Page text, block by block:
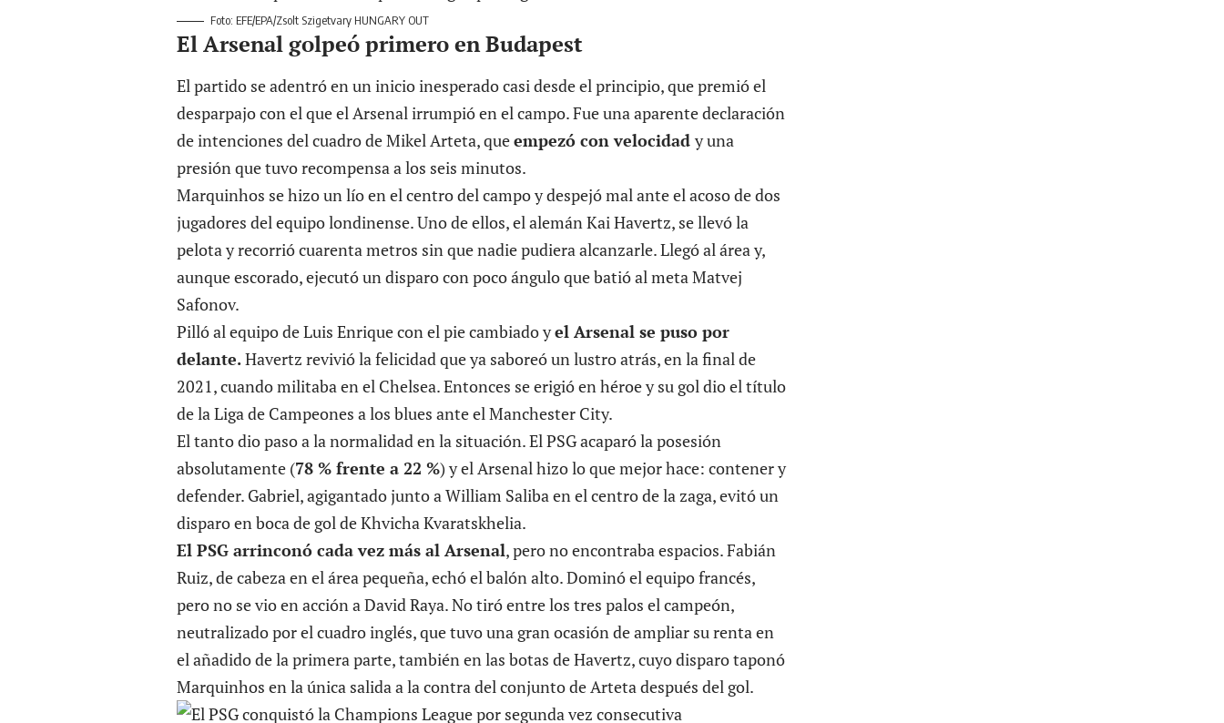
Foto: EFE/EPA/Zsolt Szigetvary HUNGARY OUT
El Arsenal golpeó primero en Budapest
El partido se adentró en un inicio inesperado casi desde el principio, que premió el
desparpajo con el que el Arsenal irrumpió en el campo. Fue una aparente declaración
de intenciones del cuadro de Mikel Arteta, queempezó con velocidad y una
presión que tuvo recompensa a los seis minutos.
Marquinhos se hizo un lío en el centro del campo y despejó mal ante el acoso de dos
jugadores del equipo londinense. Uno de ellos, el alemán Kai Havertz, se llevó la
pelota y recorrió cuarenta metros sin que nadie pudiera alcanzarle. Llegó al área y,
aunque escorado, ejecutó un disparo con poco ángulo que batió al meta Matvej
Safonov.
Pilló al equipo de Luis Enrique con el pie cambiado yel Arsenal se puso por
delante.Havertz revivió la felicidad que ya saboreó un lustro atrás, en la final de
2021, cuando militaba en el Chelsea. Entonces se erigió en héroe y su gol dio el título
de la Liga de Campeones a los blues ante el Manchester City.
El tanto dio paso a la normalidad en la situación. El PSG acaparó la posesión
absolutamente (78 % frente a 22 %) y el Arsenal hizo lo que mejor hace: contener y
defender. Gabriel, agigantado junto a William Saliba en el centro de la zaga, evitó un
disparo en boca de gol de Khvicha Kvaratskhelia.
El PSG arrinconó cada vez más al Arsenal, pero no encontraba espacios. Fabián
Ruiz, de cabeza en el área pequeña, echó el balón alto. Dominó el equipo francés,
pero no se vio en acción a David Raya. No tiró entre los tres palos el campeón,
neutralizado por el cuadro inglés, que tuvo una gran ocasión de ampliar su renta en
el añadido de la primera parte, también en las botas de Havertz, cuyo disparo taponó
Marquinhos en la única salida a la contra del conjunto de Arteta después del gol.